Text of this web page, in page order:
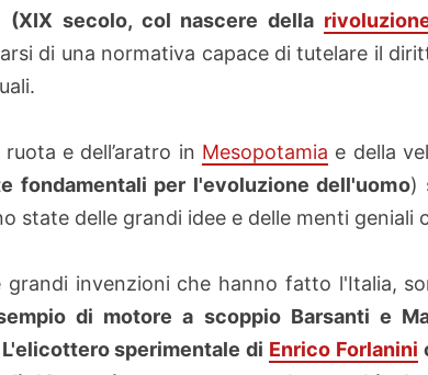
(XIX secolo, col nascere della
di una normativa capace di tutelare il
ruota e dell’aratro in Mesopotamia e della
fondamentali per l'evoluzione dell'uomo)
state delle grandi idee e delle menti geniali
grandi invenzioni che hanno fatto l'Italia,
di motore a scoppio Barsanti e
L'elicottero sperimentale di Enrico Forlanini